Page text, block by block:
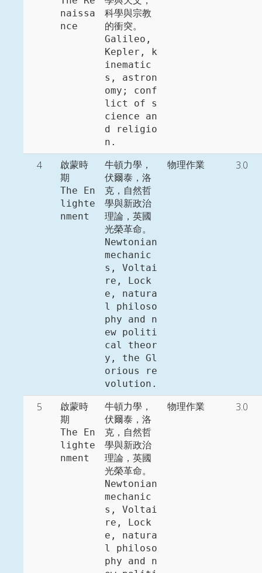
naissa
nce
科學與宗教
的衝突。
Galileo,
Kepler, k
inematic
s, astron
omy; conf
lict of s
cience an
d religio
n.
4
啟蒙時
期
The En
lighte
nment
牛頓力學，
伏爾泰，洛
克，自然哲
學與新政治
理論，英國
光榮革命。
Newtonian
mechanic
s, Voltai
re, Lock
e, natura
l philoso
phy and n
ew politi
cal theor
y, the Gl
orious re
物理作業 3.0
5
啟蒙時
期
The En
lighte
nment
牛頓力學，
伏爾泰，洛
克，自然哲
學與新政治
理論，英國
光榮革命。
Newtonian
mechanic
s, Voltai
re, Lock
e, natura
l philoso
phy and n
物理作業 3.0